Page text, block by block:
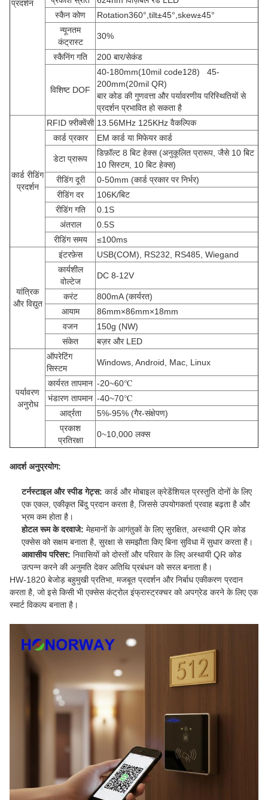
प्रदर्शन
स्कैन कोण
Rotation360° ,tilt±45° ,skew±45°
न्यूनतम
कंट्रास्ट
30%
स्कैनिंग गति 200 बार/सेकंड
विशिष्ट DOF
40-180mm(10mil code128) 45-
200mm(20mil QR)
बार कोड की गुणवत्ता और पर्यावरणीय परिस्थितियों से
प्रदर्शन प्रभावित हो सकता है
कार्ड रीडिंग
प्रदर्शन
RFID फ़्रीक्वेंसी 13.56MHz 125KHz वैकल्पिक
कार्ड प्रकार
EM कार्ड या मिफेयर कार्ड
डेटा प्रारूप
डिफ़ॉल्ट 8 बिट हेक्स (अनुकूलित प्रारूप, जैसे 10 बिट
10 सिस्टम, 10 बिट हेक्स)
रीडिंग दूरी
0-50mm (कार्ड प्रकार पर निर्भर)
रीडिंग दर
106K/बिट
रीडिंग गति
0.1S
अंतराल
0.5S
रीडिंग समय
≤100ms
यांत्रिक
और विद्युत
इंटरफ़ेस
USB(COM), RS232, RS485, Wiegand
कार्यशील
वोल्टेज
DC 8-12V
करंट
800mA (कार्यरत)
आयाम
86mm×86mm×18mm
वजन
150g (NW)
संकेत
बज़र और LED
पर्यावरण
अनुरोध
ऑपरेटिंग
सिस्टम
Windows, Android, Mac, Linux
कार्यरत तापमान -20~60℃
भंडारण तापमान -40~70℃
आर्द्रता
5%-95% (गैर-संक्षेपण)
प्रकाश
प्रतिरक्षा
0~10,000 लक्स
आदर्श अनुप्रयोग:
टर्नस्टाइल और स्पीड गेट्स: कार्ड और मोबाइल क्रेडेंशियल प्रस्तुति दोनों के लिए
एक एकल, एकीकृत बिंदु प्रदान करता है, जिससे उपयोगकर्ता प्रवाह बढ़ता है और
भ्रम कम होता है।
होटल रूम के दरवाजे: मेहमानों के आगंतुकों के लिए सुरक्षित, अस्थायी QR कोड
एक्सेस को सक्षम बनाता है, सुरक्षा से समझौता किए बिना सुविधा में सुधार करता है।
आवासीय परिसर: निवासियों को दोस्तों और परिवार के लिए अस्थायी QR कोड
उत्पन्न करने की अनुमति देकर अतिथि प्रबंधन को सरल बनाता है।
HW-1820 बेजोड़ बहुमुखी प्रतिभा, मजबूत प्रदर्शन और निर्बाध एकीकरण प्रदान
करता है, जो इसे किसी भी एक्सेस कंट्रोल इंफ्रास्ट्रक्चर को अपग्रेड करने के लिए एक
स्मार्ट विकल्प बनाता है।